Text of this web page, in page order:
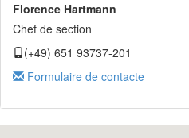
Florence Hartmann
Chef de section
(+49) 651 93737-201
Formulaire de contacte